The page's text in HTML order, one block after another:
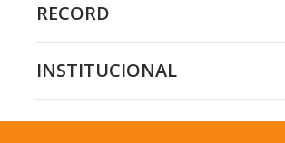
RECORD
INSTITUCIONAL